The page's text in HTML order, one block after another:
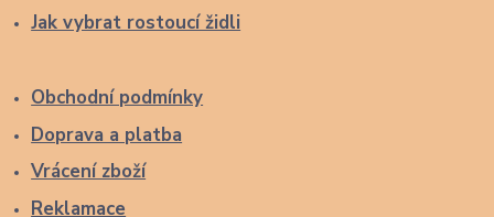
Jak vybrat rostoucí židli
Obchodní podmínky
Doprava a platba
Vrácení zboží
Reklamace